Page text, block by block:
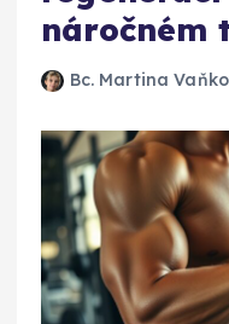
náročném
Bc. Martina